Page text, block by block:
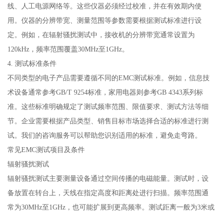
线、人工电源网络等。这些仪器必须经过校准，并在有效期内使
用。仪器的分辨带宽、测量范围等参数需要根据测试标准进行设
定。例如，在辐射骚扰测试中，接收机的分辨带宽通常设置为
120kHz，频率范围覆盖30MHz至1GHz。
4. 测试标准条件
不同类型的电子产品需要遵循不同的EMC测试标准。例如，信息技
术设备通常参考GB/T 9254标准，家用电器则参考GB 4343系列标
准。这些标准明确规定了测试频率范围、限值要求、测试方法等细
节。企业需要根据产品类型、销售目标市场选择合适的标准进行测
试。我们的咨询服务可以帮助您识别适用的标准，避免走弯路。
常见EMC测试项目及条件
辐射骚扰测试
辐射骚扰测试主要测量设备通过空间传播的电磁能量。测试时，设
备放置在转台上，天线在指定高度和距离处进行扫描。频率范围通
常为30MHz至1GHz，也可能扩展到更高频率。测试距离一般为3米或